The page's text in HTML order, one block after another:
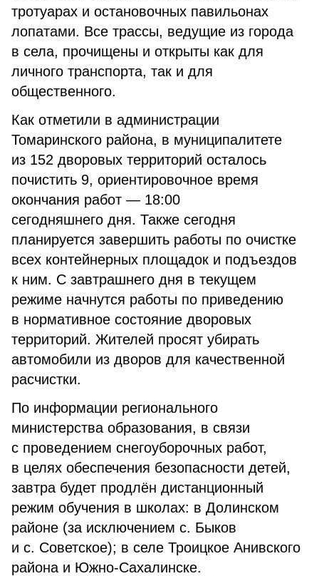
тротуарах и остановочных павильонах
лопатами. Все трассы, ведущие из города
в села, прочищены и открыты как для
личного транспорта, так и для
общественного.
Как отметили в администрации
Томаринского района, в муниципалитете
из 152 дворовых территорий осталось
почистить 9, ориентировочное время
окончания работ — 18:00
сегодняшнего дня. Также сегодня
планируется завершить работы по очистке
всех контейнерных площадок и подъездов
к ним. С завтрашнего дня в текущем
режиме начнутся работы по приведению
в нормативное состояние дворовых
территорий. Жителей просят убирать
автомобили из дворов для качественной
расчистки.
По информации регионального
министерства образования, в связи
с проведением снегоуборочных работ,
в целях обеспечения безопасности детей,
завтра будет продлён дистанционный
режим обучения в школах: в Долинском
районе (за исключением с. Быков
и с. Советское); в селе Троицкое Анивского
района и Южно-Сахалинске.